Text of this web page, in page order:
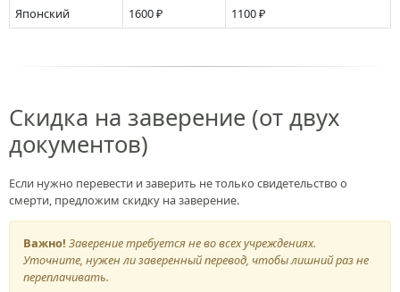
Японский
1600 ₽ 1100 ₽
Скидка на заверение (от двух
документов)
Если нужно перевести и заверить не только свидетельство о
смерти, предложим скидку на заверение.
Важно! Заверение требуется не во всех учреждениях.
Уточните, нужен ли заверенный перевод, чтобы лишний раз не
переплачивать.